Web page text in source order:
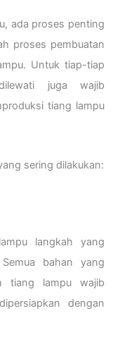
ada proses penting
proses pembuatan
Untuk tiap-tiap
juga wajib
tiang lampu
sering dilakukan:
langkah yang
bahan yang
tiang lampu wajib
dengan